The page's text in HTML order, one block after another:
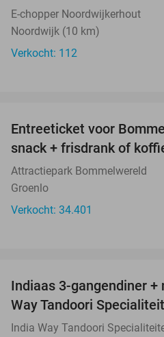
E-chopper Noordwijkerhout
Noordwijk (10 km)
Verkocht: 112
Entreeticket voor
snack + frisdrank of
Attractiepark Bommelwereld
Groenlo
Verkocht: 34.401
Indiaas 3-gangendiner +
Way Tandoori
India Way Tandoori